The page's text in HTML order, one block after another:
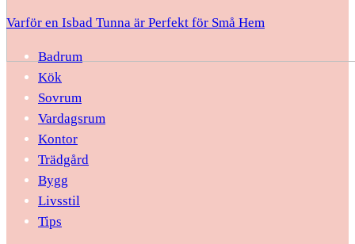
Varför en Isbad Tunna är Perfekt för Små Hem
Badrum
Kök
Sovrum
Vardagsrum
Kontor
Trädgård
Bygg
Livsstil
Tips